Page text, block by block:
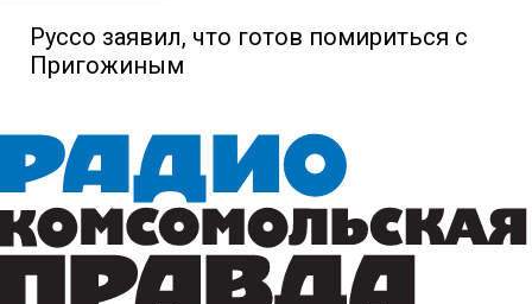
Руссо заявил, что готов помириться с
Пригожиным